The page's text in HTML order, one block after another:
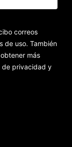
correos
de uso. También
más
de privacidad y